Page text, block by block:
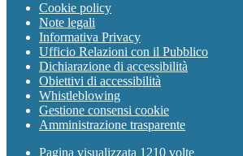
Cookie policy
Note legali
Informativa Privacy
Ufficio Relazioni con il Pubblico
Dichiarazione di accessibilità
Obiettivi di accessibilità
Whistleblowing
Gestione consensi cookie
Amministrazione trasparente
Pagina visualizzata 1210 volte